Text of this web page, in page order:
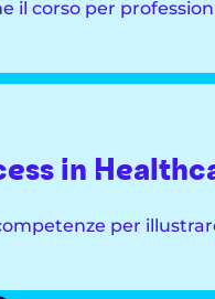
il corso per
in
per